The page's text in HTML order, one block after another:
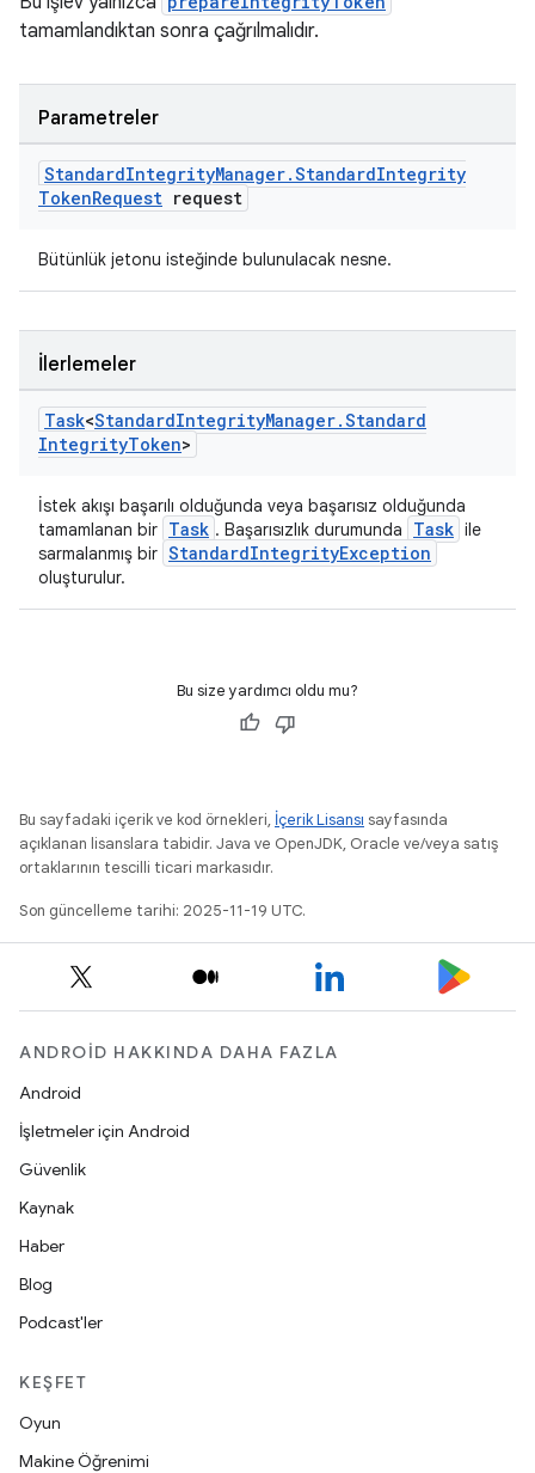
tamamlandıktan sonra çağrılmalıdır.
Parametreler
StandardIntegrityManager.StandardIntegrity
TokenRequest request
Bütünlük jetonu isteğinde bulunulacak nesne.
İlerlemeler
Task<StandardIntegrityManager.Standard
IntegrityToken>
İstek akışı başarılı olduğunda veya başarısız olduğunda
tamamlanan bir Task . Başarısızlık durumunda Task ile
sarmalanmış bir StandardIntegrityException
oluşturulur.
Bu size yardımcı oldu mu?
Bu sayfadaki içerik ve kod örnekleri, İçerik Lisansı sayfasında
açıklanan lisanslara tabidir. Java ve OpenJDK, Oracle ve/veya satış
ortaklarının tescilli ticari markasıdır.
Son güncelleme tarihi: 2025-11-19 UTC.
ANDROID HAKKINDA DAHA FAZLA
Android
İşletmeler için Android
Güvenlik
Kaynak
Haber
Blog
Podcast'ler
KEŞFET
Oyun
Makine Öğrenimi